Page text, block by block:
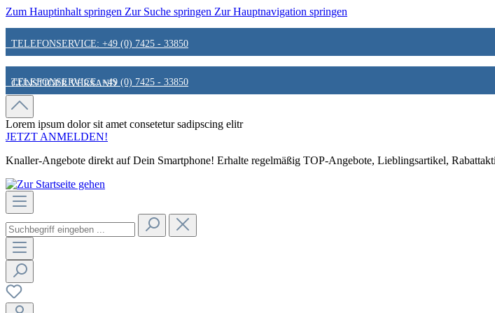
Zum Hauptinhalt springen Zur Suche springen Zur Hauptnavigation springen
TELEFONSERVICE: +49 (0) 7425 - 33850
GÜNSTIGER VERSAND
FAIR & KUNDENORIENTIERT
HINWEIS ZU STATIONÄREN PREISEN
TELEFONSERVICE: +49 (0) 7425 - 33850
GÜNSTIGER VERSAND
FAIR & KUNDENORIENTIERT
HINWEIS ZU STATIONÄREN PREISEN
Lorem ipsum dolor sit amet consetetur sadipscing elitr
JETZT ANMELDEN!
Knaller-Angebote direkt auf Dein Smartphone! Erhalte regelmäßig TOP-Angebote, Lieblingsartikel,